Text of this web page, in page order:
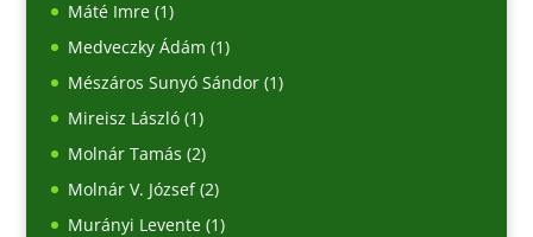
Máté Imre(1)
Medveczky Ádám (1)
Mészáros Sunyó Sándor(1)
Mireisz László(1)
Molnár Tamás (2)
Molnár V. József(2)
Murányi Levente(1)